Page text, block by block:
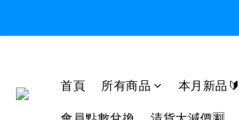
首頁 所有商品 本月新品🔰